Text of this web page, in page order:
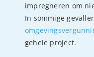
impregneren om
In sommige
gehele project.